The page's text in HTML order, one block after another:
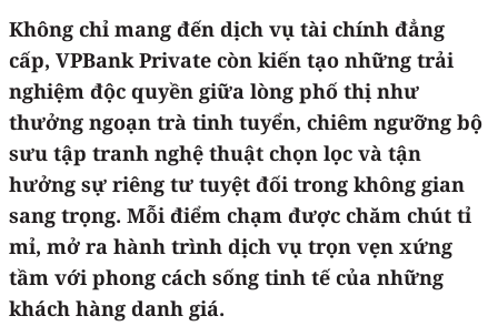
Không chỉ mang đến dịch vụ tài chính đẳng
cấp, VPBank Private còn kiến tạo những trải
nghiệm độc quyền giữa lòng phố thị như
thưởng ngoạn trà tinh tuyển, chiêm ngưỡng bộ
sưu tập tranh nghệ thuật chọn lọc và tận
hưởng sự riêng tư tuyệt đối trong không gian
sang trọng. Mỗi điểm chạm được chăm chút tỉ
mỉ, mở ra hành trình dịch vụ trọn vẹn xứng
tầm với phong cách sống tinh tế của những
khách hàng danh giá.